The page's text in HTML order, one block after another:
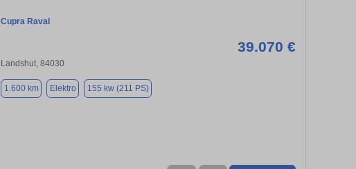
Cupra Raval
39.070 €
Landshut, 84030
1.600 km Elektro 155 kw (211 PS)